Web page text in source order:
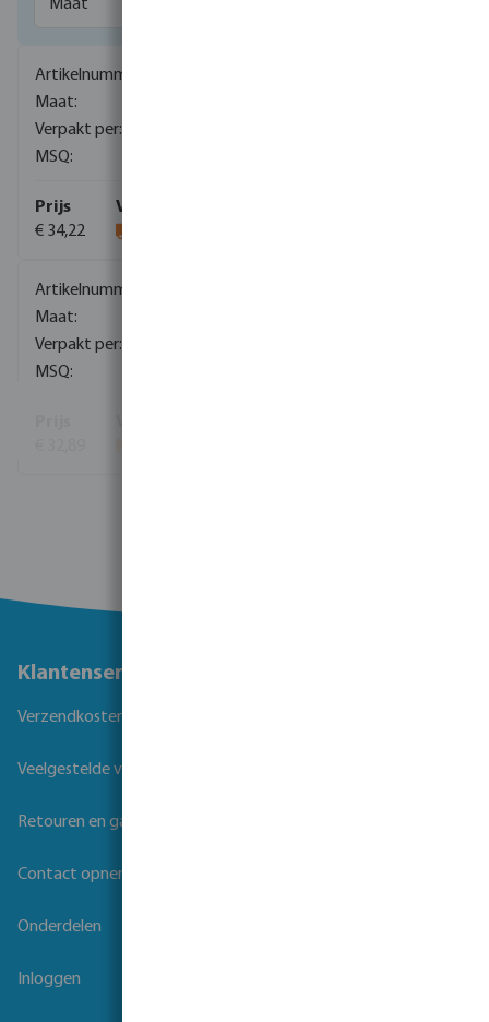
€ 34,22
Klantenservice
Verzendkosten
Veelgestelde vragen
Retouren en garantie
Contact opnemen
Onderdelen
Inloggen